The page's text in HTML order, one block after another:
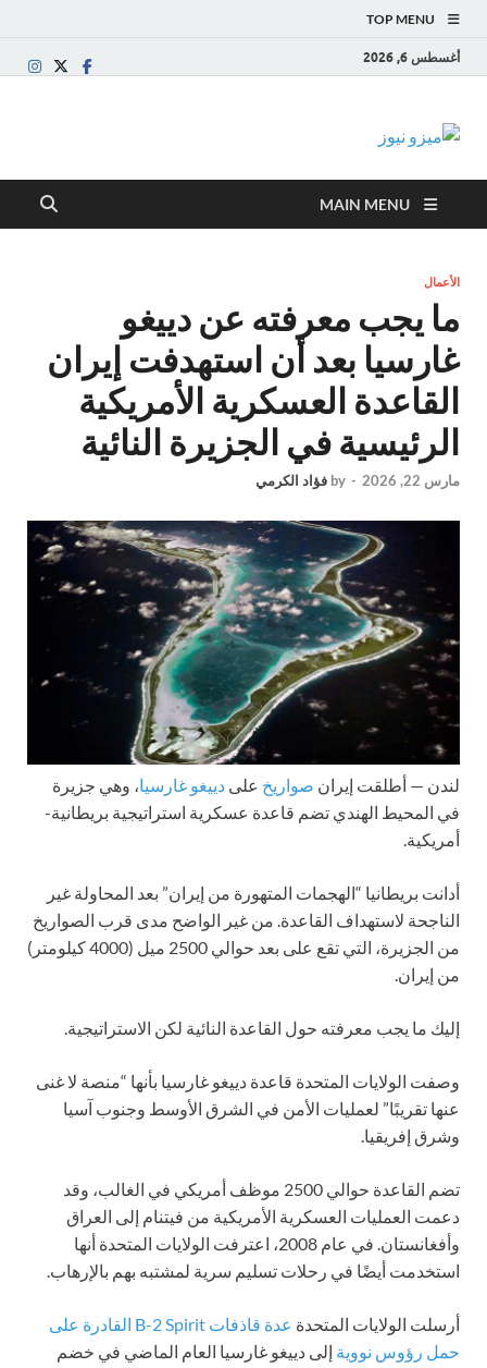
TOP MENU
أغسطس 6, 2026
ميزو نيوز
والاقتصادية
MAIN MENU
الأعمال
ما يجب معرفته عن دييغو
غارسيا بعد أن استهدفت إيران
القاعدة العسكرية الأمريكية
الرئيسية في الجزيرة النائية
مارس 22, 2026 -
by فؤاد الكرمي
لندن — أطلقت إيران صواريخ على دييغو غارسيا، وهي جزيرة
في المحيط الهندي تضم قاعدة عسكرية استراتيجية بريطانية-
أمريكية.
أدانت بريطانيا “الهجمات المتهورة من إيران” بعد المحاولة غير
الناجحة لاستهداف القاعدة. من غير الواضح مدى قرب الصواريخ
من الجزيرة، التي تقع على بعد حوالي 2500 ميل (4000 كيلومتر)
من إيران.
إليك ما يجب معرفته حول القاعدة النائية لكن الاستراتيجية.
وصفت الولايات المتحدة قاعدة دييغو غارسيا بأنها “منصة لا غنى
عنها تقريبًا” لعمليات الأمن في الشرق الأوسط وجنوب آسيا
وشرق إفريقيا.
تضم القاعدة حوالي 2500 موظف أمريكي في الغالب، وقد
دعمت العمليات العسكرية الأمريكية من فيتنام إلى العراق
وأفغانستان. في عام 2008، اعترفت الولايات المتحدة أنها
استخدمت أيضًا في رحلات تسليم سرية لمشتبه بهم بالإرهاب.
أرسلت الولايات المتحدة
عدة قاذفات B-2 Spirit القادرة على
حمل رؤوس نووية إلى دييغو غارسيا العام الماضي في خضم